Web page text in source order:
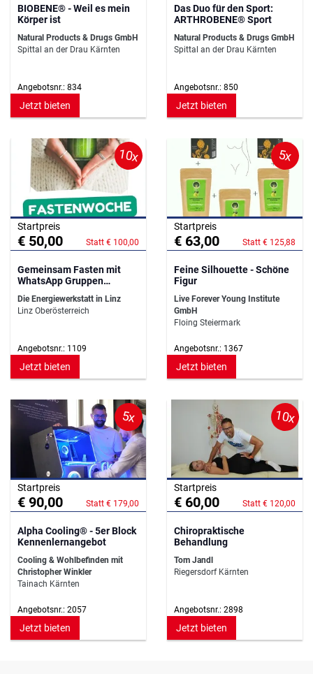
BIOBENE® - Weil es mein
Körper ist
Natural Products & Drugs GmbH
Spittal an der Drau Kärnten
Angebotsnr.: 834
Jetzt bieten
Das Duo für den Sport:
ARTHROBENE® Sport
Natural Products & Drugs GmbH
Spittal an der Drau Kärnten
Angebotsnr.: 850
Jetzt bieten
10x
Startpreis
€ 50,00 Statt € 100,00
Gemeinsam Fasten mit
WhatsApp Gruppen
Die Energiewerkstatt in Linz
Linz Oberösterreich
Angebotsnr.: 1109
Jetzt bieten
5x
Startpreis
€ 63,00 Statt € 125,88
Feine Silhouette - Schöne
Figur
Live Forever Young Institute
GmbH
Floing Steiermark
Angebotsnr.: 1367
Jetzt bieten
5x
Startpreis
€ 90,00 Statt € 179,00
Alpha Cooling® - 5er Block
Kennenlernangebot
Cooling & Wohlbefinden mit
Christopher Winkler
Tainach Kärnten
Angebotsnr.: 2057
Jetzt bieten
10x
Startpreis
€ 60,00 Statt € 120,00
Chiropraktische
Behandlung
Tom Jandl
Riegersdorf Kärnten
Angebotsnr.: 2898
Jetzt bieten